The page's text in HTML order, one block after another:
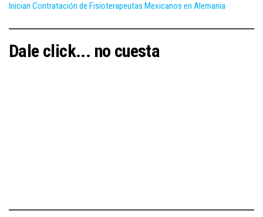
Inician Contratación de Fisioterapeutas Mexicanos en Alemania
Dale click... no cuesta